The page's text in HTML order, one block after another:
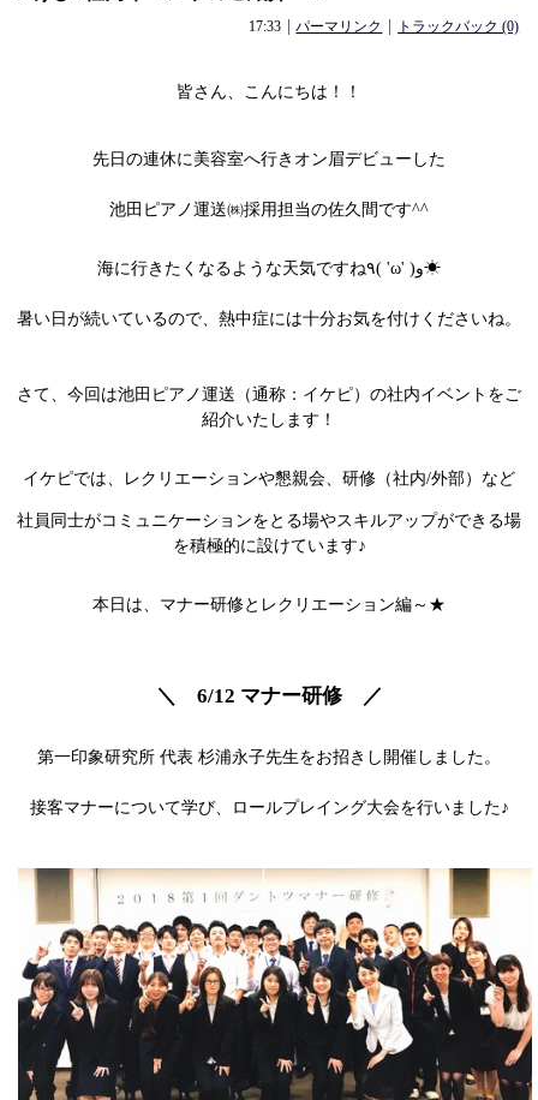
17:33 パーマリンク トラックバック (0)
皆さん、こんにちは！！
先日の連休に美容室へ行きオン眉デビューした
池田ピアノ運送㈱採用担当の佐久間です^^
海に行きたくなるような天気ですね٩( 'ω' )و☀
暑い日が続いているので、熱中症には十分お気を付けくださいね。
さて、今回は池田ピアノ運送（通称：イケピ）の社内イベントをご
紹介いたします！
イケピでは、レクリエーションや懇親会、研修（社内/外部）など
社員同士がコミュニケーションをとる場やスキルアップができる場
を積極的に設けています♪
本日は、マナー研修とレクリエーション編～★
＼ 6/12 マナー研修 ／
第一印象研究所 代表 杉浦永子先生をお招きし開催しました。
接客マナーについて学び、ロールプレイング大会を行いました♪